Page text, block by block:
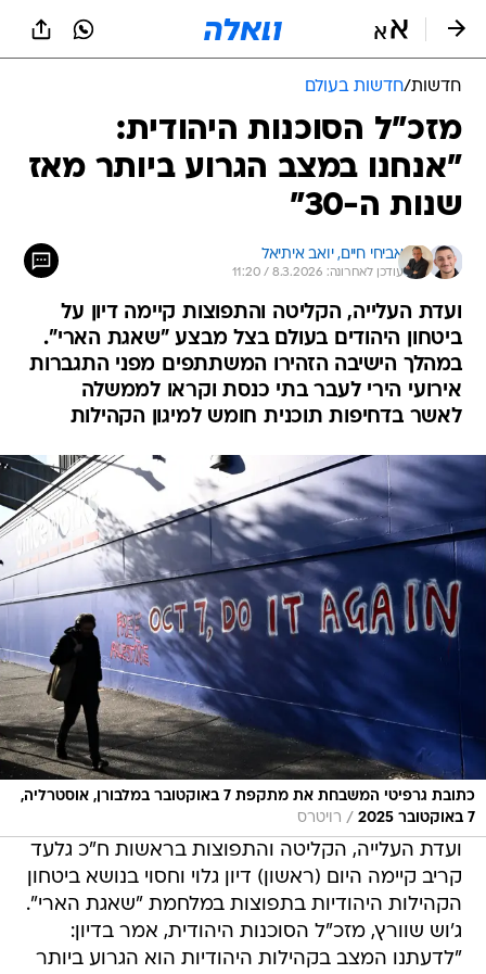
חדשות/חדשות בעולם
מזכ"ל הסוכנות היהודית:
"אנחנו במצב הגרוע ביותר מאז
שנות ה-30"
אביחי חיים, יואב איתיאל
עודכן לאחרונה: 8.3.2026 / 11:20
ועדת העלייה, הקליטה והתפוצות קיימה דיון על
ביטחון היהודים בעולם בצל מבצע "שאגת הארי".
במהלך הישיבה הזהירו המשתתפים מפני התגברות
אירועי הירי לעבר בתי כנסת וקראו לממשלה
לאשר בדחיפות תוכנית חומש למיגון הקהילות
כתובת גרפיטי המשבחת את מתקפת 7 באוקטובר במלבורן, אוסטרליה,
7 באוקטובר 2025
/ רויטרס
ועדת העלייה, הקליטה והתפוצות בראשות ח"כ גלעד
קריב קיימה היום (ראשון) דיון גלוי וחסוי בנושא ביטחון
הקהילות היהודיות בתפוצות במלחמת "שאגת הארי".
ג'וש שוורץ, מזכ"ל הסוכנות היהודית, אמר בדיון:
"לדעתנו המצב בקהילות היהודיות הוא הגרוע ביותר